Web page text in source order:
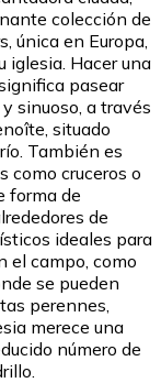
colección de
única en Europa,
iglesia. Hacer una
pasear
sinuoso, a través
situado
También es
como cruceros o
forma de
de
ideales para
el campo, como
se pueden
perennes,
merece una
número de